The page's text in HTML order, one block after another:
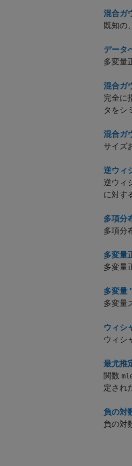
混合ガ
既知の
データ
多変量
混合ガ
完全に
タをシ
混合ガ
サイズ
逆ウィ
逆ウィ
に対す
多項分
多項分
多変量
多変量
多変量
多変量
ウィシ
ウィシ
最尤推
関数
定され
負の対
負の対